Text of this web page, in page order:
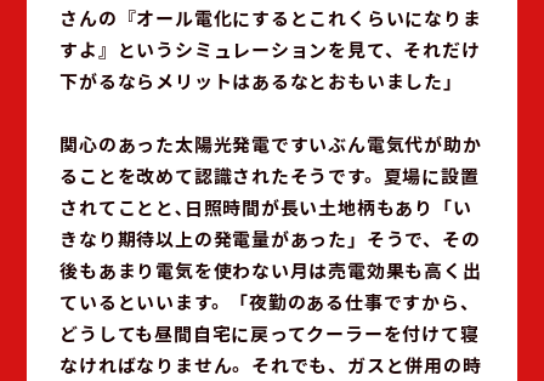
さんの『オール電化にするとこれくらいになりま
すよ』というシミュレーションを見て、それだけ
下がるならメリットはあるなとおもいました｣
関心のあった太陽光発電ですいぶん電気代が助か
ることを改めて認識されたそうです。夏場に設置
されてことと､日照時間が長い土地柄もあり「い
きなり期待以上の発電量があった」そうで、その
後もあまり電気を使わない月は売電効果も高く出
ているといいます。「夜勤のある仕事ですから、
どうしても昼間自宅に戻ってクーラーを付けて寝
なければなりません。それでも、ガスと併用の時